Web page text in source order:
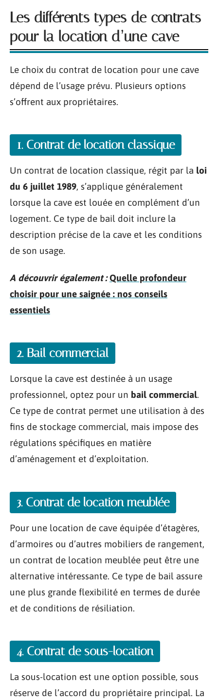
Les différents types de contrats
pour la location d’une cave
Le choix du contrat de location pour une cave
dépend de l’usage prévu. Plusieurs options
s’offrent aux propriétaires.
1. Contrat de location classique
Un contrat de location classique, régit par la loi
du 6 juillet 1989, s’applique généralement
lorsque la cave est louée en complément d’un
logement. Ce type de bail doit inclure la
description précise de la cave et les conditions
de son usage.
A découvrir également : Quelle profondeur
choisir pour une saignée : nos conseils
essentiels
2. Bail commercial
Lorsque la cave est destinée à un usage
professionnel, optez pour un bail commercial.
Ce type de contrat permet une utilisation à des
fins de stockage commercial, mais impose des
régulations spécifiques en matière
d’aménagement et d’exploitation.
3. Contrat de location meublée
Pour une location de cave équipée d’étagères,
d’armoires ou d’autres mobiliers de rangement,
un contrat de location meublée peut être une
alternative intéressante. Ce type de bail assure
une plus grande flexibilité en termes de durée
et de conditions de résiliation.
4. Contrat de sous-location
La sous-location est une option possible, sous
réserve de l’accord du propriétaire principal. La